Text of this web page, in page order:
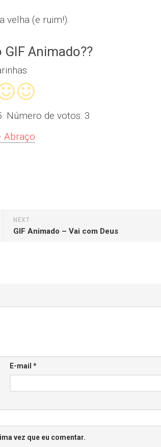
velha (e ruim!).
Animado??
Número de votos: 3
Abraço
NEXT
GIF Animado – Vai com Deus
E-mail *
vez que eu comentar.